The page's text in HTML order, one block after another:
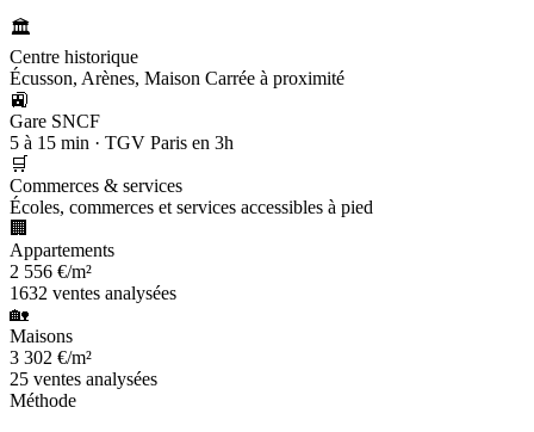
🏛️
Centre historique
Écusson, Arènes, Maison Carrée à proximité
🚉
Gare SNCF
5 à 15 min · TGV Paris en 3h
🛒
Commerces & services
Écoles, commerces et services accessibles à pied
🏢
Appartements
2 556 €/m²
1632 ventes analysées
🏡
Maisons
3 302 €/m²
25 ventes analysées
Méthode